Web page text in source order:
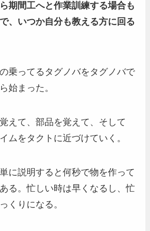
期間工へと作業訓練する場合も
、いつか自分も教える方に回る
乗ってるタグノバをタグノバで
始まった。
えて、部品を覚えて、そして
ムをタクトに近づけていく。
に説明すると何秒で物を作って
る。忙しい時は早くなるし、忙
くりになる。